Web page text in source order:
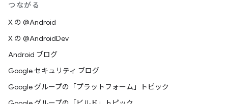
つながる
X の @Android
X の @AndroidDev
Android ブログ
Google セキュリティ ブログ
Google グループの「プラットフォーム」トピック